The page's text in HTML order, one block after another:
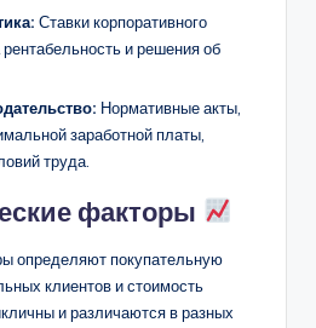
Ставки корпоративного
и решения об
Нормативные акты,
заработной платы,
труда.
факторы
определяют покупательную
клиентов и стоимость
и различаются в разных